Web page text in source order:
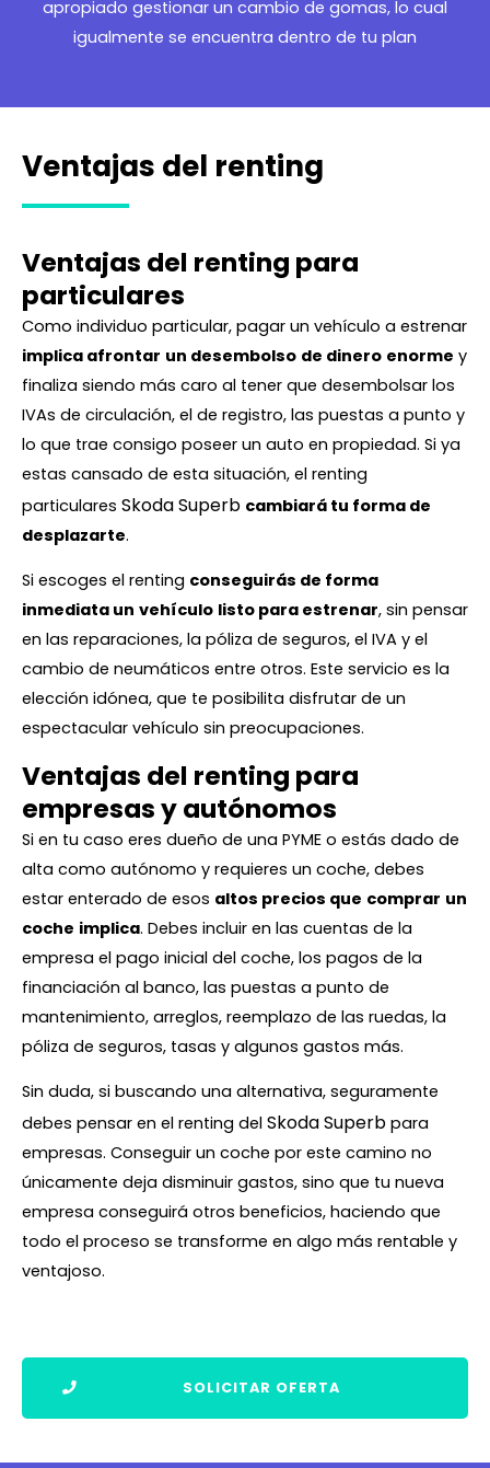
apropiado gestionar un cambio de gomas, lo cual
igualmente se encuentra dentro de tu plan
Ventajas del renting
Ventajas del renting para
particulares
Como individuo particular, pagar un vehículo a estrenar
implica afrontar un desembolso de dinero enorme y
finaliza siendo más caro al tener que desembolsar los
IVAs de circulación, el de registro, las puestas a punto y
lo que trae consigo poseer un auto en propiedad. Si ya
estas cansado de esta situación, el renting
particulares Skoda Superb cambiará tu forma de
desplazarte.
Si escoges el renting conseguirás de forma
inmediata un vehículo listo para estrenar, sin pensar
en las reparaciones, la póliza de seguros, el IVA y el
cambio de neumáticos entre otros. Este servicio es la
elección idónea, que te posibilita disfrutar de un
espectacular vehículo sin preocupaciones.
Ventajas del renting para
empresas y autónomos
Si en tu caso eres dueño de una PYME o estás dado de
alta como autónomo y requieres un coche, debes
estar enterado de esos altos precios que comprar un
coche implica. Debes incluir en las cuentas de la
empresa el pago inicial del coche, los pagos de la
financiación al banco, las puestas a punto de
mantenimiento, arreglos, reemplazo de las ruedas, la
póliza de seguros, tasas y algunos gastos más.
Sin duda, si buscando una alternativa, seguramente
debes pensar en el renting del Skoda Superb para
empresas. Conseguir un coche por este camino no
únicamente deja disminuir gastos, sino que tu nueva
empresa conseguirá otros beneficios, haciendo que
todo el proceso se transforme en algo más rentable y
ventajoso.
SOLICITAR OFERTA